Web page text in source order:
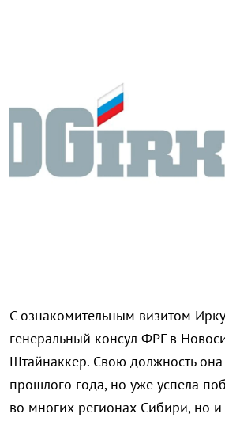
С ознакомительным визитом
генеральный консул ФРГ в
Штайнаккер. Свою должность она
прошлого года, но уже успела
во многих регионах Сибири, но